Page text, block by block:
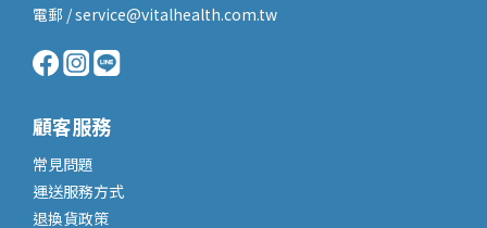
電郵 / service@vitalhealth.com.tw
顧客服務
常見問題
運送服務方式
退換貨政策